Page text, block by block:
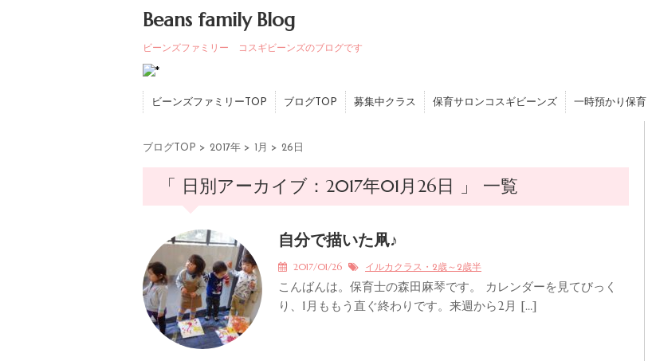
Beans family Blog
ビーンズファミリー コスギビーンズのブログです
ビーンズファミリーTOP ブログTOP 募集中クラス 保育サロンコスギビーンズ 一時預かり保育
ブログTOP > 2017年 > 1月 > 26日
「 日別アーカイブ：2017年01月26日 」 一覧
自分で描いた凧♪
2017/01/26 イルカクラス・2歳～2歳半
こんばんは。保育士の森田麻琴です。 カレンダーを見てびっく
り、1月ももう直ぐ終わりです。来週から2月 […]